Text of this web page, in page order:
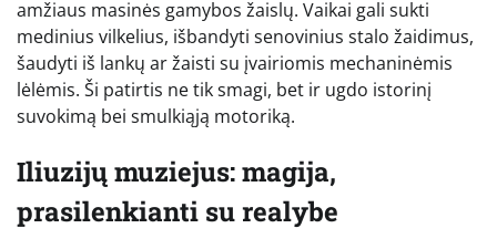
amžiaus masinės gamybos žaislų. Vaikai gali sukti
medinius vilkelius, išbandyti senovinius stalo žaidimus,
šaudyti iš lankų ar žaisti su įvairiomis mechaninėmis
lėlėmis. Ši patirtis ne tik smagi, bet ir ugdo istorinį
suvokimą bei smulkiąją motoriką.
Iliuzijų muziejus: magija,
prasilenkianti su realybe